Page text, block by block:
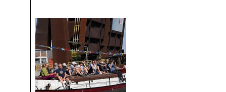
21 mei 2025